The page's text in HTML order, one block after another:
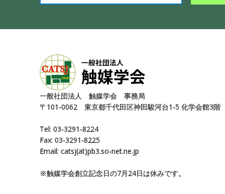
⼀般社団法⼈ 触媒学会 事務局
〒101-0062 東京都千代⽥区神⽥駿河台1-5 化学会館3階
Tel: 03-3291-8224
Fax: 03-3291-8225
Email: catsj(at)pb3.so-net.ne.jp
※触媒学会創⽴記念⽇の7⽉24⽇は休みです。